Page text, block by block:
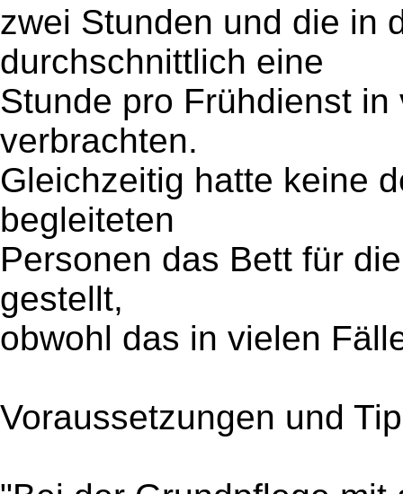
zwei Stunden und die in
durchschnittlich eine
Stunde pro Frühdienst
verbrachten.
Gleichzeitig hatte keine
begleiteten
Personen das Bett für
gestellt,
obwohl das in vielen
Voraussetzungen und